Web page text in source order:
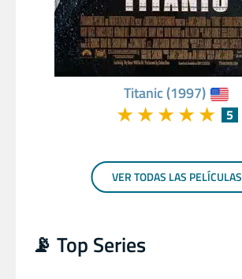
Titanic (1997)
★★★★★ 5
VER TODAS LAS PELÍCULAS
📡 Top Series